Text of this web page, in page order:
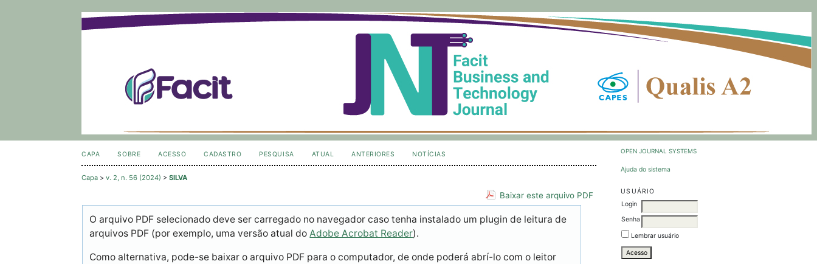
OPEN JOURNAL SYSTEMS
Ajuda do sistema
USUÁRIO
Login
Senha
Lembrar usuário
CAPA SOBRE ACESSO CADASTRO PESQUISA ATUAL ANTERIORES NOTÍCIAS
Capa >v. 2, n. 56 (2024) >SILVA
Baixar este arquivo PDF
O arquivo PDF selecionado deve ser carregado no navegador caso tenha instalado um plugin de leitura de
arquivos PDF (por exemplo, uma versão atual do Adobe Acrobat Reader).
Como alternativa, pode-se baixar o arquivo PDF para o computador, de onde poderá abrí-lo com o leitor